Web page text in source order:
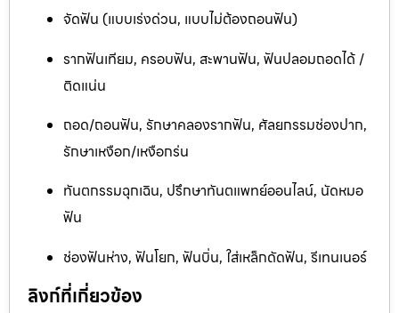
จัดฟัน (แบบเร่งด่วน, แบบไม่ต้องถอนฟัน)
รากฟันเทียม, ครอบฟัน, สะพานฟัน, ฟันปลอมถอดได้ /
ติดแน่น
ถอด/ถอนฟัน, รักษาคลองรากฟัน, ศัลยกรรมช่องปาก,
รักษาเหงือก/เหงือกร่น
ทันตกรรมฉุกเฉิน, ปรึกษาทันตแพทย์ออนไลน์, นัดหมอ
ฟัน
ช่องฟันห่าง, ฟันโยก, ฟันบิ่น, ใส่เหล็กดัดฟัน, รีเทนเนอร์
ลิงก์ที่เกี่ยวข้อง